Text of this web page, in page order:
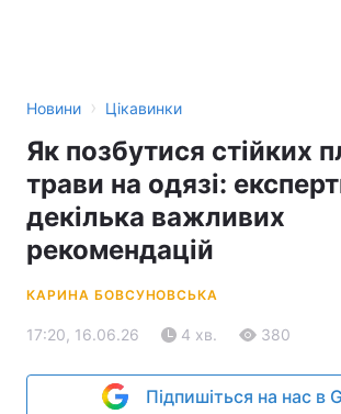
Новини › Цікавинки
Як позбутися стійких
трави на одязі:
декілька важливих
рекомендацій
КАРИНА БОВСУНОВСЬКА
17:20, 16.06.26 4 хв. 380
Підпишіться на нас в